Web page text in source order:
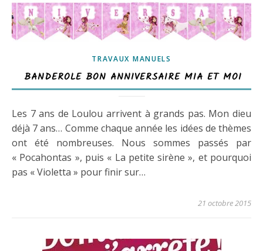
TRAVAUX MANUELS
BANDEROLE BON ANNIVERSAIRE MIA ET MOI
Les 7 ans de Loulou arrivent à grands pas. Mon dieu
déjà 7 ans… Comme chaque année les idées de thèmes
ont été nombreuses. Nous sommes passés par
« Pocahontas », puis « La petite sirène », et pourquoi
pas « Violetta » pour finir sur…
21 octobre 2015